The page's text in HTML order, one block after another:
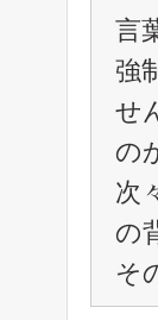
言
強
せ
の
次
の
そ